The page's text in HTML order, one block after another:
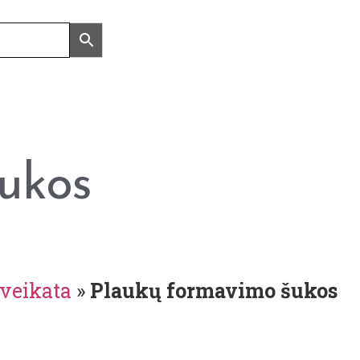
» Plaukų formavimo šukos